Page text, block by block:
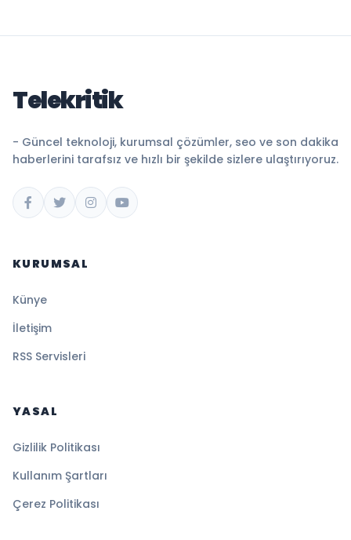
Telekritik
- Güncel teknoloji, kurumsal çözümler, seo ve son dakika
haberlerini tarafsız ve hızlı bir şekilde sizlere ulaştırıyoruz.
KURUMSAL
Künye
İletişim
RSS Servisleri
YASAL
Gizlilik Politikası
Kullanım Şartları
Çerez Politikası